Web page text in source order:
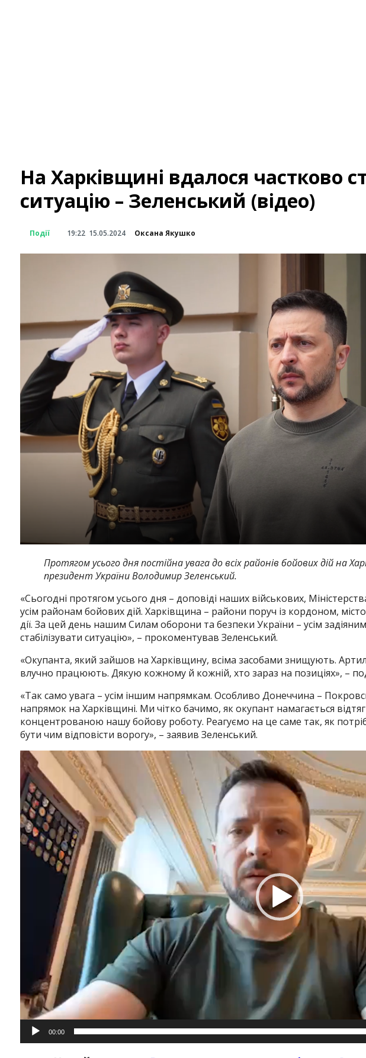
На Харківщині вдалося частково
ситуацію – Зеленський (відео)
Події 19:22 15.05.2024 Оксана Якушко
Протягом усього дня постійна увага до всіх районів бойових дій на
президент України Володимир Зеленський.
«Сьогодні протягом усього дня – доповіді наших військових,
усім районам бойових дій. Харківщина – райони поруч із кордоном,
дії. За цей день нашим Силам оборони та безпеки України – усім
стабілізувати ситуацію», – прокоментував Зеленський.
«Окупанта, який зайшов на Харківщину, всіма засобами знищують.
влучно працюють. Дякую кожному й кожній, хто зараз на позиціях», –
«Так само увага – усім іншим напрямкам. Особливо Донеччина –
напрямок на Харківщині. Ми чітко бачимо, як окупант намагається
концентрованою нашу бойову роботу. Реагуємо на це саме так, як
бути чим відповісти ворогу», – заявив Зеленський.
Відеопрогравач
00:00
InstagramFacebook
TwitterYoutube